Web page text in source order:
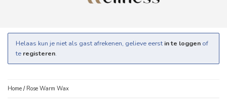
Helaas kun je niet als gast afrekenen, gelieve eerst in te loggen of
te registeren.
Home / Rose Warm Wax